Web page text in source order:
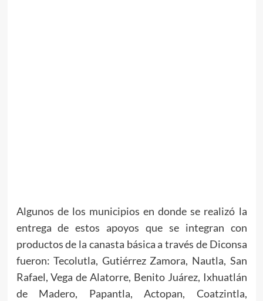
Algunos de los municipios en donde se realizó la
entrega de estos apoyos que se integran con
productos de la canasta básica a través de Diconsa
fueron: Tecolutla, Gutiérrez Zamora, Nautla, San
Rafael, Vega de Alatorre, Benito Juárez, Ixhuatlán
de Madero, Papantla, Actopan, Coatzintla,